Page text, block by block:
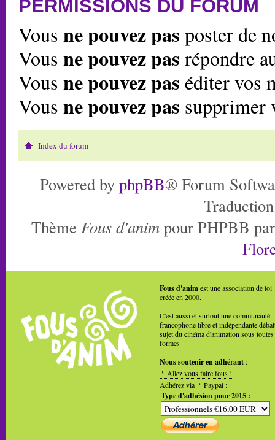
PERMISSIONS DU FORUM
Vous ne pouvez pas poster de
Vous ne pouvez pas répondre
Vous ne pouvez pas éditer vos
Vous ne pouvez pas supprimer
Index du forum
Powered by phpBB® Forum
Thème Fous d'anim pour PHPBB
Fous d'animest une association de loi
créée en 2000.
C'est aussi et surtout une communauté
francophone libre et indépendante
sujet du cinéma d'animation sous toutes
formes
Nous soutenir en adhérant :
Allez vous faire fous !
Adhérez via
Paypal :
Type d'adhésion pour 2015 :